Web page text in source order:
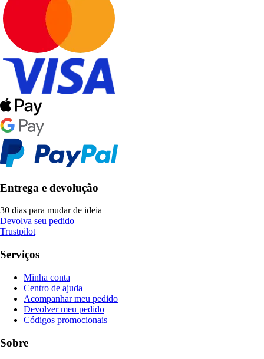
Entrega e devolução
30 dias para mudar de ideia
Devolva seu pedido
Trustpilot
Serviços
Minha conta
Centro de ajuda
Acompanhar meu pedido
Devolver meu pedido
Códigos promocionais
Sobre